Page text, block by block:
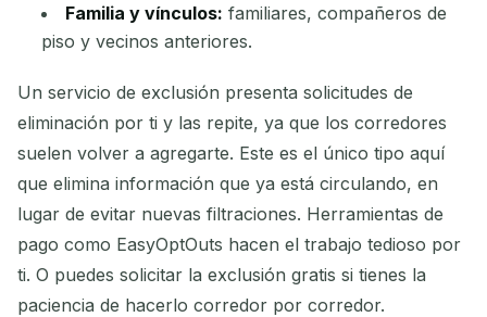
Familia y vínculos: familiares, compañeros de
piso y vecinos anteriores.
Un servicio de exclusión presenta solicitudes de
eliminación por ti y las repite, ya que los corredores
suelen volver a agregarte. Este es el único tipo aquí
que elimina información que ya está circulando, en
lugar de evitar nuevas filtraciones. Herramientas de
pago como EasyOptOuts hacen el trabajo tedioso por
ti. O puedes solicitar la exclusión gratis si tienes la
paciencia de hacerlo corredor por corredor.